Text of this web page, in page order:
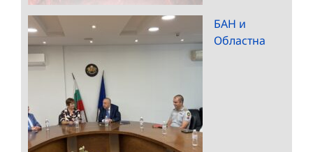
БАН и
Областна